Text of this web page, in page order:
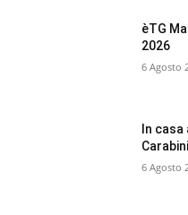
èTG
2026
6 Agosto
In casa
6 Agosto